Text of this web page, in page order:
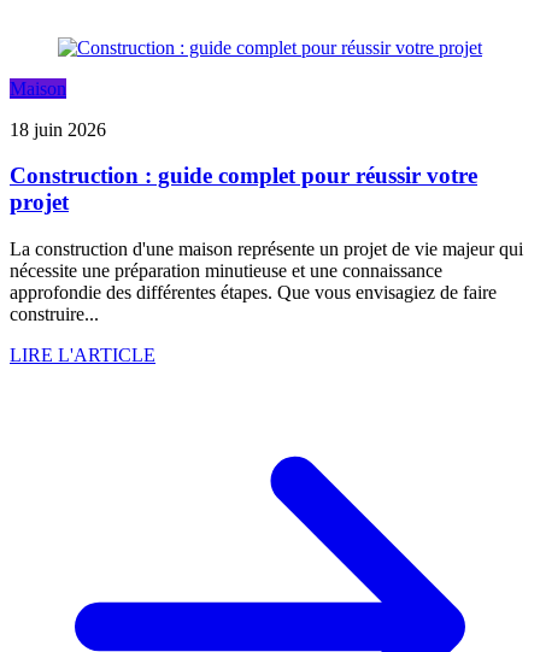
Maison
18 juin 2026
Construction : guide complet pour réussir votre
projet
La construction d'une maison représente un projet de vie majeur qui
nécessite une préparation minutieuse et une connaissance
approfondie des différentes étapes. Que vous envisagiez de faire
construire...
LIRE L'ARTICLE